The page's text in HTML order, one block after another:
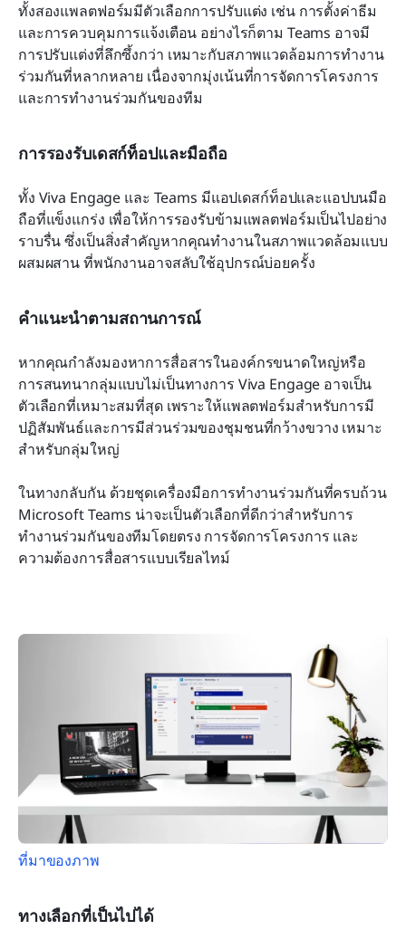
ทั้งสองแพลตฟอร์มมีตัวเลือกการปรับแต่ง เช่น การตั้งค่าธีม
และการควบคุมการแจ้งเตือน อย่างไรก็ตาม Teams อาจมี
การปรับแต่งที่ลึกซึ้งกว่า เหมาะกับสภาพแวดล้อมการทำงาน
ร่วมกันที่หลากหลาย เนื่องจากมุ่งเน้นที่การจัดการโครงการ
และการทำงานร่วมกันของทีม
การรองรับเดสก์ท็อปและมือถือ
ทั้ง Viva Engage และ Teams มีแอปเดสก์ท็อปและแอปบนมือ
ถือที่แข็งแกร่ง เพื่อให้การรองรับข้ามแพลตฟอร์มเป็นไปอย่าง
ราบรื่น ซึ่งเป็นสิ่งสำคัญหากคุณทำงานในสภาพแวดล้อมแบบ
ผสมผสาน ที่พนักงานอาจสลับใช้อุปกรณ์บ่อยครั้ง
คำแนะนำตามสถานการณ์
หากคุณกำลังมองหาการสื่อสารในองค์กรขนาดใหญ่หรือ
การสนทนากลุ่มแบบไม่เป็นทางการ Viva Engage อาจเป็น
ตัวเลือกที่เหมาะสมที่สุด เพราะให้แพลตฟอร์มสำหรับการมี
ปฏิสัมพันธ์และการมีส่วนร่วมของชุมชนที่กว้างขวาง เหมาะ
สำหรับกลุ่มใหญ่
ในทางกลับกัน ด้วยชุดเครื่องมือการทำงานร่วมกันที่ครบถ้วน
Microsoft Teams น่าจะเป็นตัวเลือกที่ดีกว่าสำหรับการ
ทำงานร่วมกันของทีมโดยตรง การจัดการโครงการ และ
ความต้องการสื่อสารแบบเรียลไทม์
ที่มาของภาพ
ทางเลือกที่เป็นไปได้